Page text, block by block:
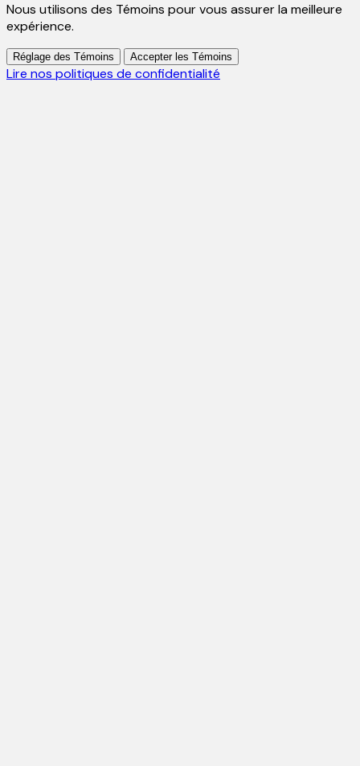
Nous utilisons des Témoins pour vous assurer la meilleure
expérience.
Réglage des Témoins Accepter les Témoins
Lire nos politiques de confidentialité